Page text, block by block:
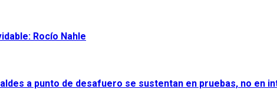
Rocío Nahle
a punto de desafuero se sustentan en pruebas, no en